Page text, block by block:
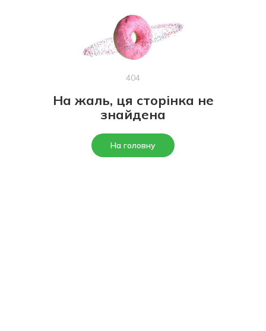
404
На жаль, ця сторінка не
знайдена
На головну